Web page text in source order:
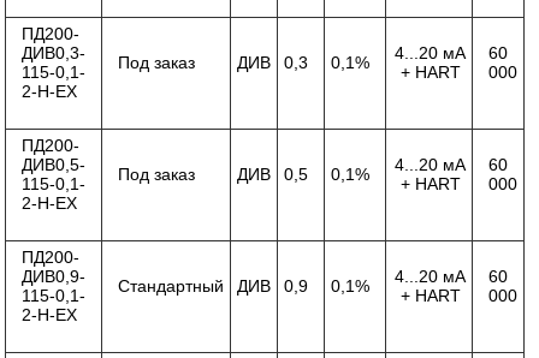
ПД200-
ДИВ0,3-
115-0,1-
2-Н-ЕХ
Под заказ ДИВ 0,3 0,1%
4...20 мА
+ HART
60
000
ПД200-
ДИВ0,5-
115-0,1-
2-Н-ЕХ
Под заказ ДИВ 0,5 0,1%
4...20 мА
+ HART
60
000
ПД200-
ДИВ0,9-
115-0,1-
2-Н-ЕХ
Стандартный ДИВ 0,9 0,1%
4...20 мА
+ HART
60
000